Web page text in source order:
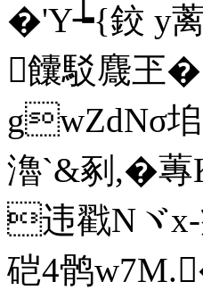
�'Y┶{鉸 y
饢駁麙玊
gwZdNσ
瀂`&剢,�
违戳Nヾ
硙4鹘